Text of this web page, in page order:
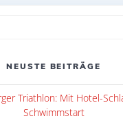
NEUSTE BEITRÄGE
Triathlon: Mit Hotel-
Schwimmstart